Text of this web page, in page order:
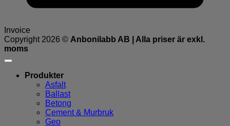
Invoice
Copyright 2026 © Anbonilabb AB | Alla priser är exkl.
moms
Produkter
Asfalt
Ballast
Betong
Cement & Murbruk
Geo